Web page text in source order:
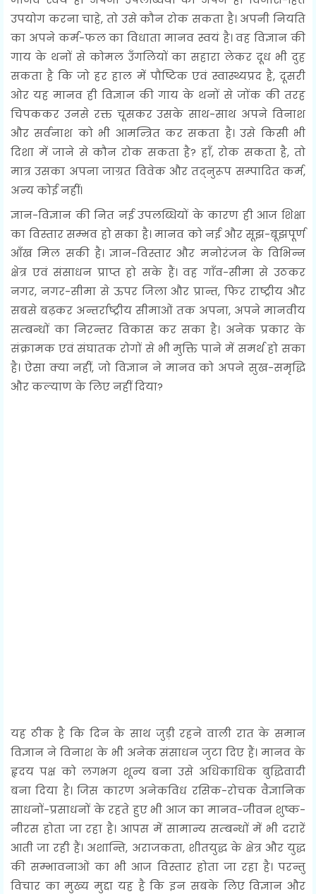
उपयोग करना चाहे, तो उसे कौन रोक सकता है। अपनी नियति
का अपने कर्म-फल का विधाता मानव स्वयं है। वह विज्ञान की
गाय के थनों से कोमल उँगलियों का सहारा लेकर दूध भी दुह
सकता है कि जो हर हाल में पौष्टिक एवं स्वास्थ्यप्रद है, दूसरी
ओर यह मानव ही विज्ञान की गाय के थनों से जोंक की तरह
चिपककर उनसे रक्त चूसकर उसके साथ-साथ अपने विनाश
और सर्वनाश को भी आमन्त्रित कर सकता है। उसे किसी भी
दिशा में जाने से कौन रोक सकता है? हाँ, रोक सकता है, तो
मात्र उसका अपना जाग्रत विवेक और तद्‌नुरूप सम्पादित कर्म,
अन्य कोई नहीं।
ज्ञान-विज्ञान की नित नई उपलब्धियों के कारण ही आज शिक्षा
का विस्तार सम्भव हो सका है। मानव को नई और सूझ-बूझपूर्ण
आँख मिल सकी है। ज्ञान-विस्तार और मनोरंजन के विभिन्न
क्षेत्र एवं संसाधन प्राप्त हो सके हैं। वह गाँव-सीमा से उठकर
नगर, नगर-सीमा से ऊपर जिला और प्रान्त, फिर राष्ट्रीय और
सबसे बढ़कर अन्तर्राष्ट्रीय सीमाओं तक अपना, अपने मानवीय
सम्बन्धों का निरन्तर विकास कर सका है। अनेक प्रकार के
संक्रामक एवं संघातक रोगों से भी मुक्ति पाने में समर्थ हो सका
है। ऐसा क्या नहीं, जो विज्ञान ने मानव को अपने सुख-समृद्धि
और कल्याण के लिए नहीं दिया?
यह ठीक है कि दिन के साथ जुड़ी रहने वाली रात के समान
विज्ञान ने विनाश के भी अनेक संसाधन जुटा दिए हैं। मानव के
हृदय पक्ष को लगभग शून्य बना उसे अधिकाधिक बुद्धिवादी
बना दिया है। जिस कारण अनेकविध रसिक-रोचक वैज्ञानिक
साधनों-प्रसाधनों के रहते हुए भी आज का मानव-जीवन शुष्क-
नीरस होता जा रहा है। आपस में सामान्य सम्बन्धों में भी दरारें
आती जा रही हैं। अशान्ति, अराजकता, शीतयुद्ध के क्षेत्र और युद्ध
की सम्भावनाओं का भी आज विस्तार होता जा रहा है। परन्तु
विचार का मुख्य मुद्दा यह है कि इन सबके लिए विज्ञान और